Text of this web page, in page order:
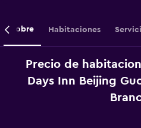
Sobre Habitaciones
Precio de
Days Inn Beijing